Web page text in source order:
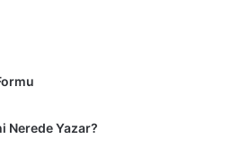
Nerede Yazar?